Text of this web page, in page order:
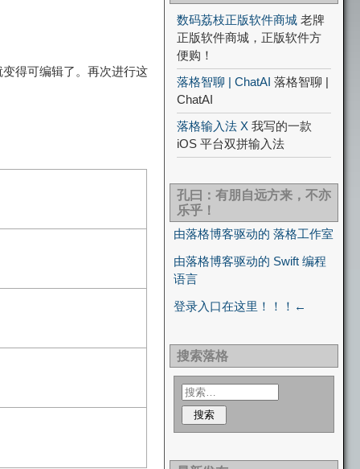
得可编辑了。再次进行这
数码荔枝正版软件商城 老牌
正版软件商城，正版软件方
便购！
落格智聊 | ChatAI 落格智聊 |
ChatAI
落格输入法 X 我写的一款
iOS 平台双拼输入法
孔曰：有朋自远方来，不亦
乐乎！
由落格博客驱动的 落格工作室
由落格博客驱动的 Swift 编程
语言
登录入口在这里！！！←
搜索落格